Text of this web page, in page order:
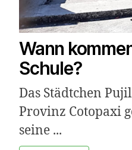
Wann
Schule?
Das Städtchen
Provinz Cotopaxi
seine ...